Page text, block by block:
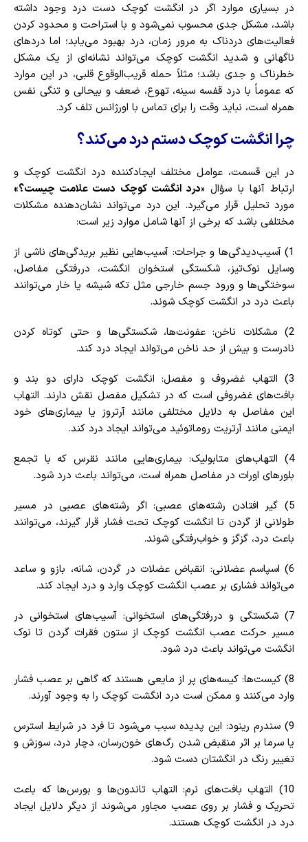
در بسیاری موارد اگر در انگشت کوچک دست درد وجود داشته
باشد، مشکل جدی محسوب نمی‌شود و با استراحت و محدود کردن
فعالیت‌های دردناک به مرور زمان، درد بهبود می‌یابد؛ اما دردهای
ناگهانی و شدید انگشت کوچک می‌تواند نشانه‌ای از یک مشکل
خطرناک و جدی باشد؛ مثلاً حمله قریب‌الوقوع قلبی، در این موارد
که عموماً با درد قفسه سینه، تهوع، ضعف و بی­حالی و تنگی نفس
همراه است، نباید وقت را برای تماس با اورژانس تلف کرد.
چرا انگشت کوچک دستم درد می‌کند؟
در این قسمت، عوامل مختلف ایجادکننده درد انگشت کوچک و
ارتباط آنها با سؤال «درد انگشت کوچک دست علامت چیست؟»
مورد تحلیل قرار می‌گیرد. این درد می‌تواند نشان‌دهنده مشکلات
مختلفی باشد که برخی از آنها شامل موارد زیر است:
1) آسیب‌دیدگی‌ها و جراحات: آسیب‌هایی نظیر بریدگی‌های ناشی از
وسایل نوک‌تیز، شکستگی استخوان انگشت، دررفتگی مفاصل،
سوختگی‌ها و ورود جسم خارجی مثل تکه شیشه یا خار می‌توانند
باعث درد در انگشت کوچک شوند.
2) مشکلات ناخن: عفونت‌ها، شکستگی‌ها و حتی کوتاه کردن
نادرست و بیش از حد ناخن می‌تواند ایجاد درد کند.
3) التهاب غضروف و مفصل: انگشت کوچک دارای دو بند و
بافت‌های غضروفی است که در تشکیل مفصل نقش دارند. التهاب
این مفاصل به دلایل مختلفی مانند آرتروز یا بیماری‌های خود
ایمنی مانند آرتریت روماتوئید می‌تواند ایجاد درد کند.
4) التهاب‌های متابولیک: بیماری‌هایی مانند نقرس که با تجمع
بلورهای اورات در مفاصل همراه است، می‌تواند باعث درد شود.
5) گیر افتادن رشته‌های عصبی: اگر رشته‌های عصبی در مسیر
طولانی از گردن تا انگشت کوچک تحت فشار قرار گیرند، می‌توانند
باعث درد، گزگز و خواب‌رفتگی شوند.
6) اسپاسم عضلانی: انقباض عضلات در گردن، شانه، بازو و ساعد
می‌تواند فشاری بر عصب انگشت کوچک وارد و درد ایجاد کند.
7) شکستگی و دررفتگی‌های استخوانی: آسیب‌های استخوانی در
مسیر حرکت عصب انگشت کوچک از ستون فقرات گردن تا نوک
انگشت می‌تواند باعث درد شود.
8) کیست‌ها: کیسه‌های پر از مایعی هستند که گاهی بر عصب فشار
وارد می‌کنند و ممکن است درد انگشت کوچک را به وجود آورند.
9) سندرم رینود: این پدیده سبب می‌شود تا فرد در شرایط استرس
یا سرما بر اثر منقبض شدن رگ‌های خون‌رسان، دچار درد، سوزش و
تغییر رنگ در انگشتان دست شود.
10) التهاب بافت‌های نرم: التهاب تاندون‌ها و بورس‌ها که باعث
تحریک و فشار بر روی عصب مجاور می‌شوند از دیگر دلایل ایجاد
درد در انگشت کوچک هستند.